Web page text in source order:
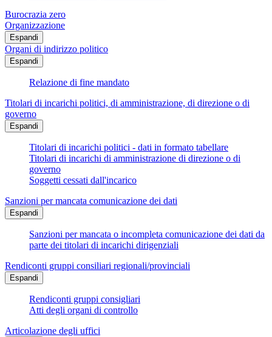
Burocrazia zero
Organizzazione
Espandi
Organi di indirizzo politico
Espandi
Relazione di fine mandato
Titolari di incarichi politici, di amministrazione, di direzione o di
governo
Espandi
Titolari di incarichi politici - dati in formato tabellare
Titolari di incarichi di amministrazione di direzione o di
governo
Soggetti cessati dall'incarico
Sanzioni per mancata comunicazione dei dati
Espandi
Sanzioni per mancata o incompleta comunicazione dei dati da
parte dei titolari di incarichi dirigenziali
Rendiconti gruppi consiliari regionali/provinciali
Espandi
Rendiconti gruppi consigliari
Atti degli organi di controllo
Articolazione degli uffici